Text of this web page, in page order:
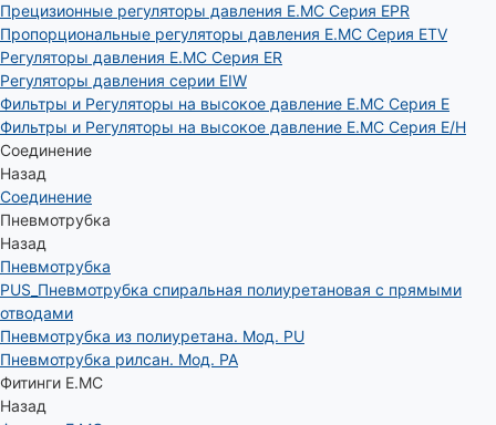
Прецизионные регуляторы давления E.MC Серия EPR
Пропорциональные регуляторы давления E.MC Серия ETV
Регуляторы давления E.MC Серия ER
Регуляторы давления серии EIW
Фильтры и Регуляторы на высокое давление E.MC Серия E
Фильтры и Регуляторы на высокое давление E.MC Серия E/H
Соединение
Назад
Соединение
Пневмотрубка
Назад
Пневмотрубка
PUS_Пневмотрубка спиральная полиуретановая с прямыми
отводами
Пневмотрубка из полиуретана. Мод. РU
Пневмотрубка рилсан. Мод. PA
Фитинги E.MC
Назад